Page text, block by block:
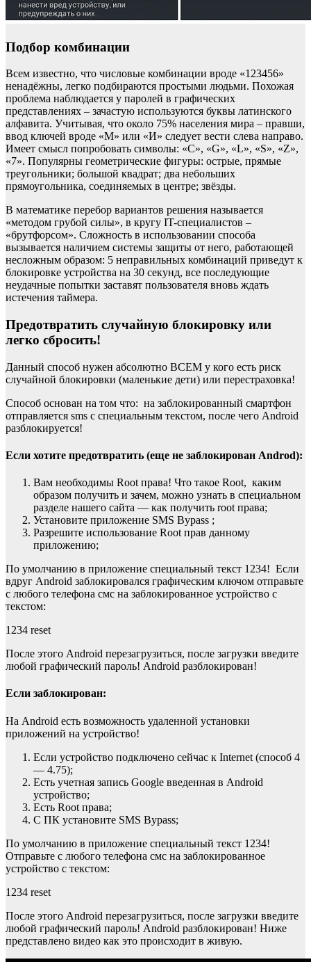
Подбор комбинации
Всем известно, что числовые комбинации вроде «123456»
ненадёжны, легко подбираются простыми людьми. Похожая
проблема наблюдается у паролей в графических
представлениях – зачастую используются буквы латинского
алфавита. Учитывая, что около 75% населения мира – правши,
ввод ключей вроде «М» или «И» следует вести слева направо.
Имеет смысл попробовать символы: «C», «G», «L», «S», «Z»,
«7». Популярны геометрические фигуры: острые, прямые
треугольники; большой квадрат; два небольших
прямоугольника, соединяемых в центре; звёзды.
В математике перебор вариантов решения называется
«методом грубой силы», в кругу IT-специалистов –
«брутфорсом». Сложность в использовании способа
вызывается наличием системы защиты от него, работающей
несложным образом: 5 неправильных комбинаций приведут к
блокировке устройства на 30 секунд, все последующие
неудачные попытки заставят пользователя вновь ждать
истечения таймера.
Предотвратить случайную блокировку или
легко сбросить!
Данный способ нужен абсолютно ВСЕМ у кого есть риск
случайной блокировки (маленькие дети) или перестраховка!
Способ основан на том что: на заблокированный смартфон
отправляется sms с специальным текстом, после чего Android
разблокируется!
Если хотите предотвратить (еще не заблокирован Androd):
Вам необходимы Root права! Что такое Root, каким
образом получить и зачем, можно узнать в специальном
разделе нашего сайта — как получить root права;
Установите приложение SMS Bypass ;
Разрешите использование Root прав данному
приложению;
По умолчанию в приложение специальный текст 1234! Если
вдруг Android заблокировался графическим ключом отправьте
с любого телефона смс на заблокированное устройство с
текстом:
1234 reset
После этого Android перезагрузиться, после загрузки введите
любой графический пароль! Android разблокирован!
Если заблокирован:
На Android есть возможность удаленной установки
приложений на устройство!
Если устройство подключено сейчас к Internet (способ 4
— 4.75);
Есть учетная запись Google введенная в Android
устройство;
Есть Root права;
С ПК установите SMS Bypass;
По умолчанию в приложение специальный текст 1234!
Отправьте с любого телефона смс на заблокированное
устройство с текстом:
1234 reset
После этого Android перезагрузиться, после загрузки введите
любой графический пароль! Android разблокирован! Ниже
представлено видео как это происходит в живую.